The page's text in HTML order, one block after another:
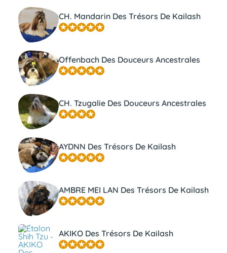
CH. Mandarin Des Trésors De Kailash
Offenbach Des Douceurs Ancestrales
CH. Tzugalie Des Douceurs Ancestrales
AYDNN Des Trésors De Kailash
AMBRE MEI LAN Des Trésors De Kailash
AKIKO Des Trésors De Kailash